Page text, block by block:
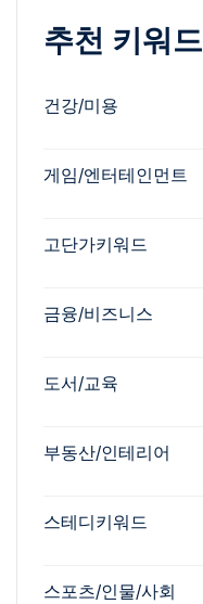
추천 키워드
건강/미용
게임/엔터테인먼트
고단가키워드
금융/비즈니스
도서/교육
부동산/인테리어
스테디키워드
스포츠/인물/사회